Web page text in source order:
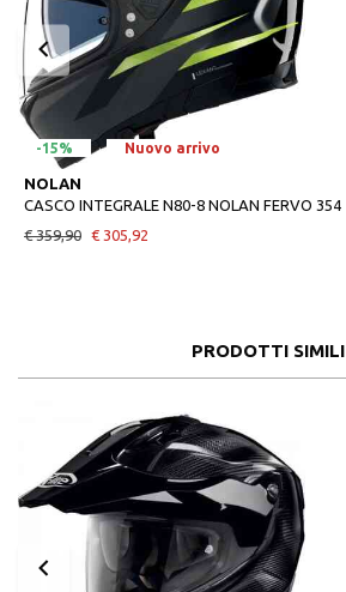
-15% Nuovo arrivo
NOLAN
CASCO INTEGRALE N80-8 NOLAN FERVO 354
€ 359,90 € 305,92
PRODOTTI SIMILI